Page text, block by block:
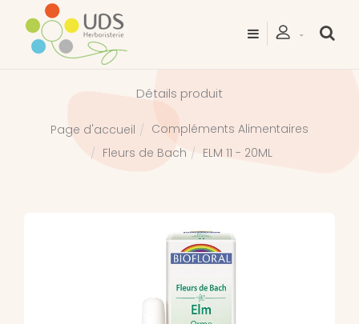
Détails produit
Page d'accueil
Compléments Alimentaires
Fleurs de Bach
ELM 11 - 20ML